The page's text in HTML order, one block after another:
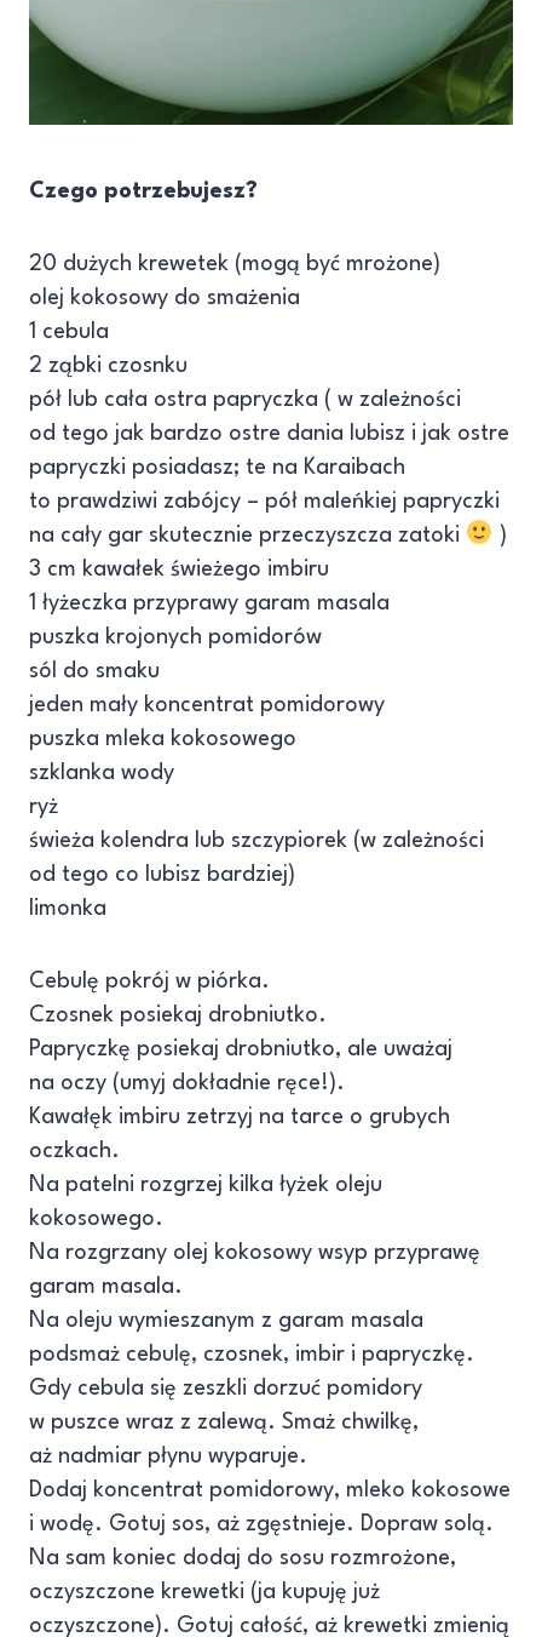
Czego potrzebujesz?
20 dużych krewetek (mogą być mrożone)
olej kokosowy do smażenia
1 cebula
2 ząbki czosnku
pół lub cała ostra papryczka ( w zależności
od tego jak bardzo ostre dania lubisz i jak ostre
papryczki posiadasz; te na Karaibach
to prawdziwi zabójcy – pół maleńkiej papryczki
na cały gar skutecznie przeczyszcza zatoki
)
3 cm kawałek świeżego imbiru
1 łyżeczka przyprawy garam masala
puszka krojonych pomidorów
sól do smaku
jeden mały koncentrat pomidorowy
puszka mleka kokosowego
szklanka wody
ryż
świeża kolendra lub szczypiorek (w zależności
od tego co lubisz bardziej)
limonka
Cebulę pokrój w piórka.
Czosnek posiekaj drobniutko.
Papryczkę posiekaj drobniutko, ale uważaj
na oczy (umyj dokładnie ręce!).
Kawałęk imbiru zetrzyj na tarce o grubych
oczkach.
Na patelni rozgrzej kilka łyżek oleju
kokosowego.
Na rozgrzany olej kokosowy wsyp przyprawę
garam masala.
Na oleju wymieszanym z garam masala
podsmaż cebulę, czosnek, imbir i papryczkę.
Gdy cebula się zeszkli dorzuć pomidory
w puszce wraz z zalewą. Smaż chwilkę,
aż nadmiar płynu wyparuje.
Dodaj koncentrat pomidorowy, mleko kokosowe
i wodę. Gotuj sos, aż zgęstnieje. Dopraw solą.
Na sam koniec dodaj do sosu rozmrożone,
oczyszczone krewetki (ja kupuję już
oczyszczone). Gotuj całość, aż krewetki zmienią